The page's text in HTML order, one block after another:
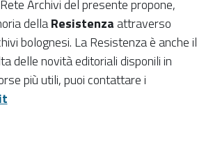
Archivi del presente propone,
dellaResistenzaattraverso
bolognesi. La Resistenza è anche il
delle novità editoriali disponili in
più utili, puoi contattare i